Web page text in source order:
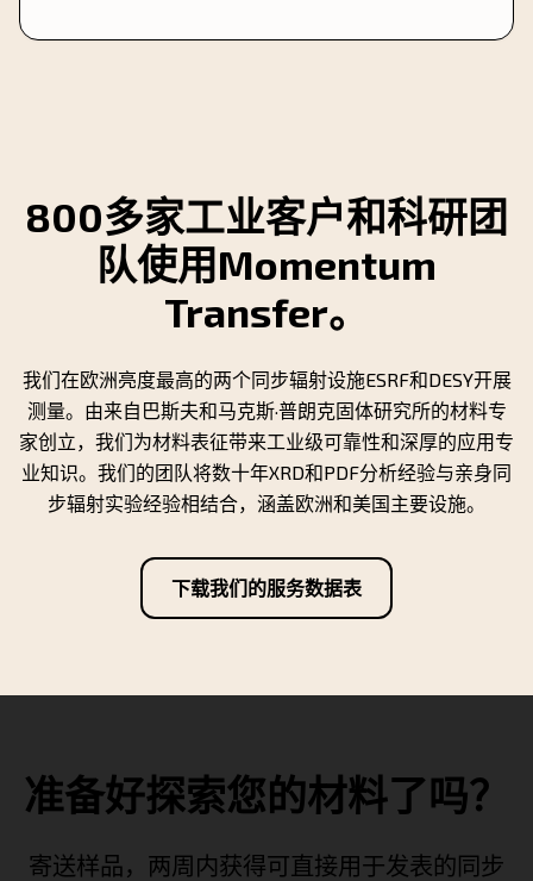
800多家工业客户和科研团
队使用Momentum
Transfer。
我们在欧洲亮度最高的两个同步辐射设施ESRF和DESY开展
测量。由来自巴斯夫和马克斯·普朗克固体研究所的材料专
家创立，我们为材料表征带来工业级可靠性和深厚的应用专
业知识。我们的团队将数十年XRD和PDF分析经验与亲身同
步辐射实验经验相结合，涵盖欧洲和美国主要设施。
下载我们的服务数据表
准备好探索您的材料了吗？
寄送样品，两周内获得可直接用于发表的同步